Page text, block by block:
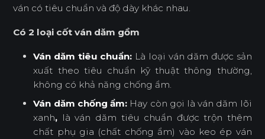
ván có tiêu chuẩn và độ dày khác nhau.
Có 2 loại cốt ván dăm gồm
Ván dăm tiêu chuẩn: Là loại ván dăm được sản
xuất theo tiêu chuẩn kỹ thuật thông thường,
không có khả năng chống ẩm.
Ván dăm chống ẩm: Hay còn gọi là ván dăm lõi
xanh, là ván dăm tiêu chuẩn được trộn thêm
chất phụ gia (chất chống ẩm) vào keo ép ván